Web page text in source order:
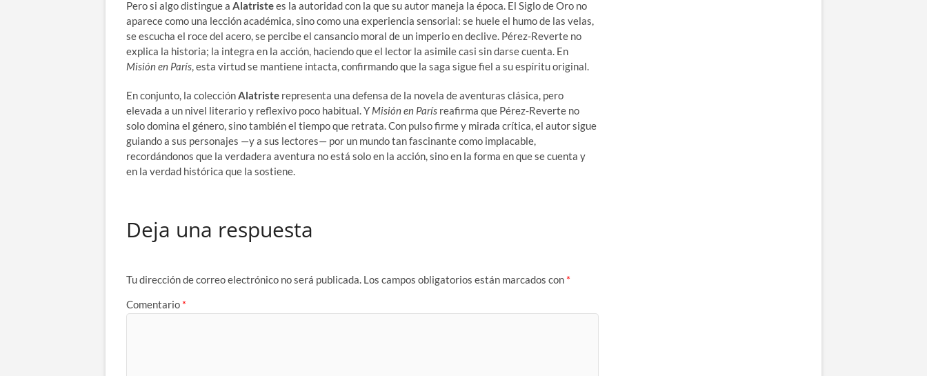
Pero si algo distingue a Alatristees la autoridad con la que su autor maneja la época. El Siglo de Oro no
aparece como una lección académica, sino como una experiencia sensorial: se huele el humo de las velas,
se escucha el roce del acero, se percibe el cansancio moral de un imperio en declive. Pérez-Reverte no
explica la historia; la integra en la acción, haciendo que el lector la asimile casi sin darse cuenta. En
Misión en París, esta virtud se mantiene intacta, confirmando que la saga sigue fiel a su espíritu original.
En conjunto, la colecciónAlatriste representa una defensa de la novela de aventuras clásica, pero
elevada a un nivel literario y reflexivo poco habitual. Y Misión en París reafirma que Pérez-Reverte no
solo domina el género, sino también el tiempo que retrata. Con pulso firme y mirada crítica, el autor sigue
guiando a sus personajes —y a sus lectores— por un mundo tan fascinante como implacable,
recordándonos que la verdadera aventura no está solo en la acción, sino en la forma en que se cuenta y
en la verdad histórica que la sostiene.
Deja una respuesta
Tu dirección de correo electrónico no será publicada. Los campos obligatorios están marcados con *
Comentario *